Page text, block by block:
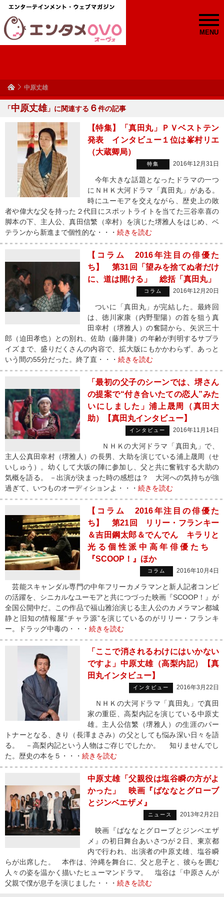
MENU
中原丈雄
「中原丈雄」に関連する ６件の記事
【特集】「真田丸」ＰＶベストテン
発表 インタビュー１位は峯村リエ
（大蔵卿局）
特集 2016年12月31日
今年大きな話題となったドラマの一つ
にＮＨＫ大河ドラマ「真田丸」がある。
時にユーモアを交えながら、歴史上の敗
者や偉大な父を持った２代目にスポットライトを当てた三谷幸喜の
脚本の下、主人公、真田信繁（幸村）を演じた堺雅人をはじめ、ベ
テランから新進まで個性的な・・・ 続きを読む
【コラム 2016年注目の俳優た
ち】 第31回「望みを捨てぬ者だけ
に、道は開ける」 総括「真田丸」
コラム 2016年12月20日
ついに「真田丸」が完結した。最終回
は、徳川家康（内野聖陽）の首を狙う真
田幸村（堺雅人）の奮闘から、矢沢三十
郎（迫田孝也）との別れ、佐助（藤井隆）の年齢が判明するサプラ
イズまで、盛りだくさんの内容で、拡大版にもかかわらず、あっと
いう間の55分だった。終了直・・・ 続きを読む
「最初の父子のシーンでは、堺さん
の提案で“付き合いたての恋人”みた
いにしました」浦上晟周（真田大
助）【真田丸インタビュー】
インタビュー 2016年11月14日
ＮＨＫの大河ドラマ「真田丸」で、
主人公真田幸村（堺雅人）の長男、大助を演じている浦上晟周（せ
いしゅう）。幼くして大坂の陣に参加し、父と共に奮戦する大助の
気概を語る。 －出演が決まった時の感想は？ 大河への気持ちが強
過ぎて、いつものオーディションよ・・・ 続きを読む
【コラム 2016年注目の俳優た
ち】 第21回 リリー・フランキー
＆吉田鋼太郎＆でんでん キラリと
光る個性派中高年俳優たち
『SCOOP！』ほか
コラム 2016年10月4日
芸能スキャンダル専門の中年フリーカメラマンと新人記者コンビ
の活躍を、シニカルなユーモアと共につづった映画『SCOOP！』が
全国公開中だ。この作品で福山雅治演じる主人公のカメラマン都城
静と旧知の情報屋“チャラ源”を演じているのがリリー・フランキ
ー。ドラッグ中毒の・・・ 続きを読む
「ここで消されるわけにはいかない
ですよ」中原丈雄（高梨内記）【真
田丸インタビュー】
インタビュー 2016年3月22日
ＮＨＫの大河ドラマ「真田丸」で真田
家の重臣、高梨内記を演じている中原丈
雄。主人公信繁（堺雅人）の生涯のパー
トナーとなる、きり（長澤まさみ）の父としても悩み深い日々を語
る。 －高梨内記という人物はご存じでしたか。 知りませんでし
た。歴史の本を５・・・ 続きを読む
中原丈雄「父親役は塩谷瞬の方がよ
かった」 映画『ばななとグローブ
とジンベエザメ』
ニュース 2013年2月2日
映画『ばななとグローブとジンベエザ
メ』の初日舞台あいさつが２日、東京都
内で行われ、出演者の中原丈雄、塩谷瞬
らが出席した。 本作は、沖縄を舞台に、父と息子と、彼らを囲む
人々の姿を温かく描いたヒューマンドラマ。 塩谷は「中原さんが
父親で僕が息子を演じました・・・ 続きを読む